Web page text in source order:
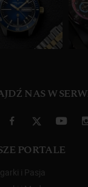
NAS W
PORTALE
i Pasja